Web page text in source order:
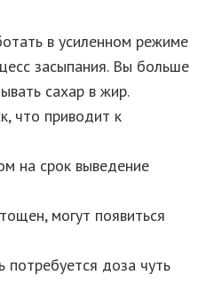
в усиленном режиме
засыпания. Вы больше
сахар в жир.
что приводит к
на срок выведение
могут появиться
потребуется доза чуть